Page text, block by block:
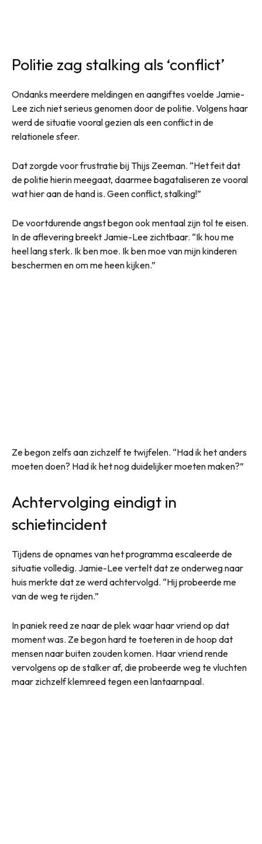
Politie zag stalking als ‘conflict’
Ondanks meerdere meldingen en aangiftes voelde Jamie-
Lee zich niet serieus genomen door de politie. Volgens haar
werd de situatie vooral gezien als een conflict in de
relationele sfeer.
Dat zorgde voor frustratie bij Thijs Zeeman. “Het feit dat
de politie hierin meegaat, daarmee bagataliseren ze vooral
wat hier aan de hand is. Geen conflict, stalking!”
De voortdurende angst begon ook mentaal zijn tol te eisen.
In de aflevering breekt Jamie-Lee zichtbaar. “Ik hou me
heel lang sterk. Ik ben moe. Ik ben moe van mijn kinderen
beschermen en om me heen kijken.”
Ze begon zelfs aan zichzelf te twijfelen. “Had ik het anders
moeten doen? Had ik het nog duidelijker moeten maken?”
Achtervolging eindigt in
schietincident
Tijdens de opnames van het programma escaleerde de
situatie volledig. Jamie-Lee vertelt dat ze onderweg naar
huis merkte dat ze werd achtervolgd. “Hij probeerde me
van de weg te rijden.”
In paniek reed ze naar de plek waar haar vriend op dat
moment was. Ze begon hard te toeteren in de hoop dat
mensen naar buiten zouden komen. Haar vriend rende
vervolgens op de stalker af, die probeerde weg te vluchten
maar zichzelf klemreed tegen een lantaarnpaal.